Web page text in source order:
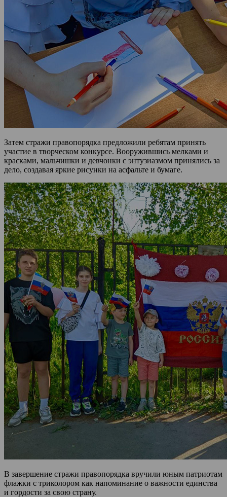
Затем стражи правопорядка предложили ребятам принять
участие в творческом конкурсе. Вооружившись мелками и
красками, мальчишки и девчонки с энтузиазмом принялись за
дело, создавая яркие рисунки на асфальте и бумаге.
В завершение стражи правопорядка вручили юным патриотам
флажки с триколором как напоминание о важности единства
и гордости за свою страну.